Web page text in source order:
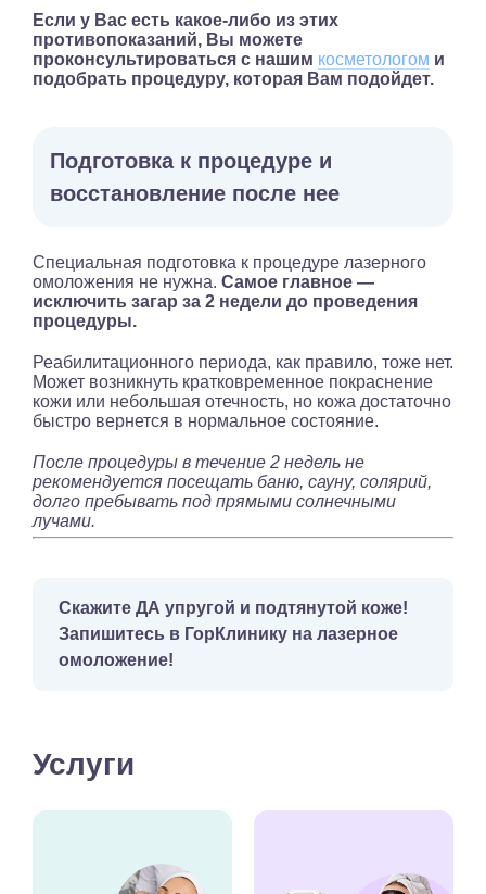
Если у Вас есть какое-либо из этих
противопоказаний, Вы можете
проконсультироваться с нашим косметологом и
подобрать процедуру, которая Вам подойдет.
Подготовка к процедуре и
восстановление после нее
Специальная подготовка к процедуре лазерного
омоложения не нужна. Самое главное —
исключить загар за 2 недели до проведения
процедуры.
Реабилитационного периода, как правило, тоже нет.
Может возникнуть кратковременное покраснение
кожи или небольшая отечность, но кожа достаточно
быстро вернется в нормальное состояние.
После процедуры в течение 2 недель не
рекомендуется посещать баню, сауну, солярий,
долго пребывать под прямыми солнечными
лучами.
Скажите ДА упругой и подтянутой коже!
Запишитесь в ГорКлинику на лазерное
омоложение!
Услуги